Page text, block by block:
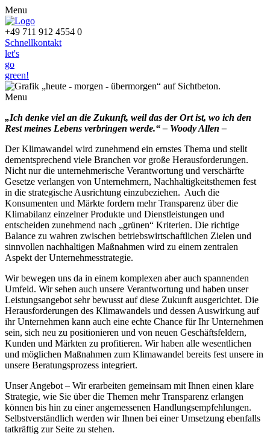
Menu
+49 711 912 4554 0
Schnellkontakt
let's
go
green!
Menu
„Ich denke viel an die Zukunft, weil das der Ort ist, wo ich den
Rest meines Lebens verbringen werde.“ – Woody Allen –
Der Klimawandel wird zunehmend ein ernstes Thema und stellt
dementsprechend viele Branchen vor große Herausforderungen.
Nicht nur die unternehmerische Verantwortung und verschärfte
Gesetze verlangen von Unternehmern, Nachhaltigkeitsthemen fest
in die strategische Ausrichtung einzubeziehen. Auch die
Konsumenten und Märkte fordern mehr Transparenz über die
Klimabilanz einzelner Produkte und Dienstleistungen und
entscheiden zunehmend nach „grünen“ Kriterien. Die richtige
Balance zu wahren zwischen betriebswirtschaftlichen Zielen und
sinnvollen nachhaltigen Maßnahmen wird zu einem zentralen
Aspekt der Unternehmesstrategie.
Wir bewegen uns da in einem komplexen aber auch spannenden
Umfeld. Wir sehen auch unsere Verantwortung und haben unser
Leistungsangebot sehr bewusst auf diese Zukunft ausgerichtet. Die
Herausforderungen des Klimawandels und dessen Auswirkung auf
ihr Unternehmen kann auch eine echte Chance für Ihr Unternehmen
sein, sich neu zu positionieren und von neuen Geschäftsfeldern,
Kunden und Märkten zu profitieren. Wir haben alle wesentlichen
und möglichen Maßnahmen zum Klimawandel bereits fest unsere in
unsere Beratungsprozess integriert.
Unser Angebot – Wir erarbeiten gemeinsam mit Ihnen einen klare
Strategie, wie Sie über die Themen mehr Transparenz erlangen
können bis hin zu einer angemessenen Handlungsempfehlungen.
Selbstverständlich werden wir Ihnen bei einer Umsetzung ebenfalls
tatkräftig zur Seite zu stehen.